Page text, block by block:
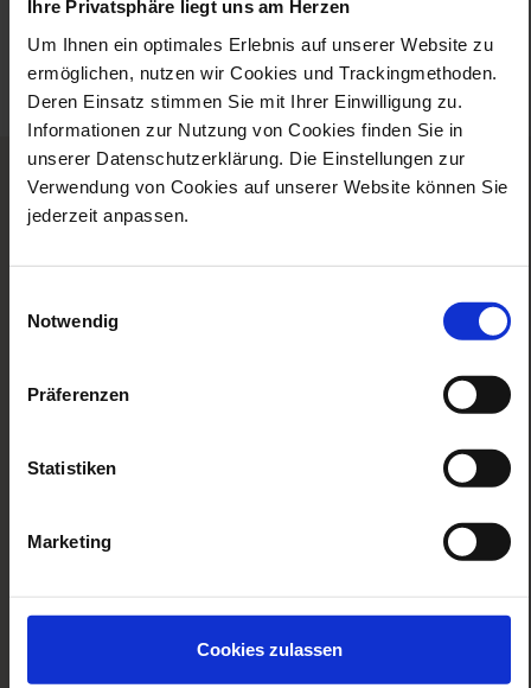
Ihre Privatsphäre liegt uns am Herzen
Um Ihnen ein optimales Erlebnis auf unserer Website zu
ermöglichen, nutzen wir Cookies und Trackingmethoden.
Deren Einsatz stimmen Sie mit Ihrer Einwilligung zu.
Informationen zur Nutzung von Cookies finden Sie in
unserer Datenschutzerklärung. Die Einstellungen zur
Verwendung von Cookies auf unserer Website können Sie
jederzeit anpassen.
Notwendig
Präferenzen
Statistiken
Marketing
Cookies zulassen
das unternehmen
angebote
service
Zur Twitter Seite
Zur Pinterest
Zur